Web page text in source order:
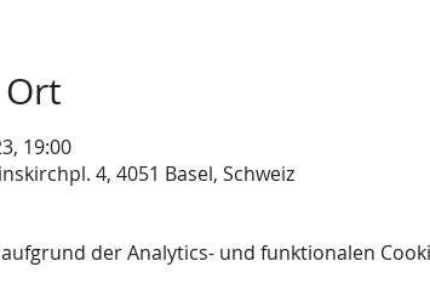
19:00
4, 4051 Basel, Schweiz
der Analytics- und funktionalen